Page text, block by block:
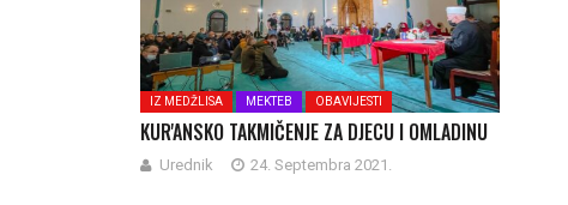
IZ MEDŽLISA MEKTEB OBAVIJESTI
KUR'ANSKO TAKMIČENJE ZA DJECU I OMLADINU
Urednik 24. Septembra 2021.